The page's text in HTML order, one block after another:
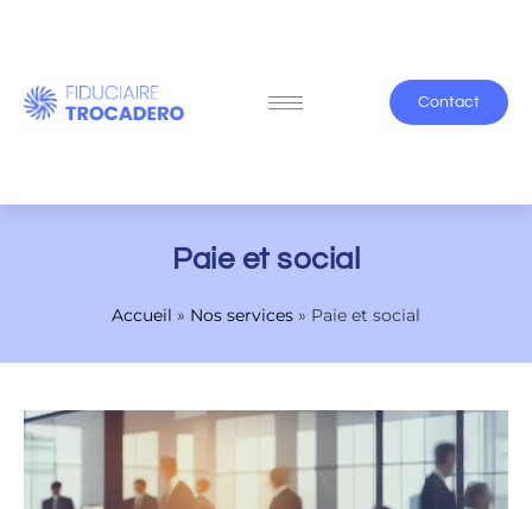
Contact
Paie et social
Accueil » Nos services » Paie et social